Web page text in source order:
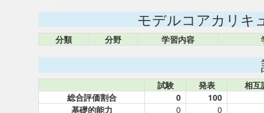
モデルコアカリキ
分類 分野 学習内容
試験 発表
相互
総合評価割合
0
100
基礎的能力
0 0